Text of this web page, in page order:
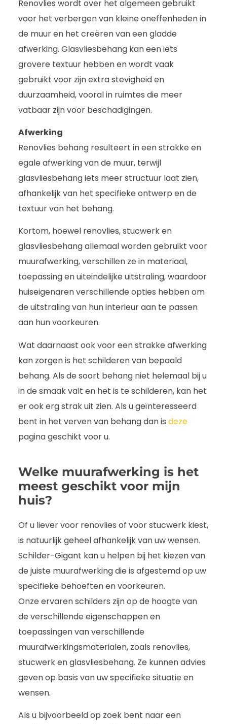
Renovlies wordt over het algemeen gebruikt
voor het verbergen van kleine oneffenheden in
de muur en het creëren van een gladde
afwerking. Glasvliesbehang kan een iets
grovere textuur hebben en wordt vaak
gebruikt voor zijn extra stevigheid en
duurzaamheid, vooral in ruimtes die meer
vatbaar zijn voor beschadigingen.
Afwerking
Renovlies behang resulteert in een strakke en
egale afwerking van de muur, terwijl
glasvliesbehang iets meer structuur laat zien,
afhankelijk van het specifieke ontwerp en de
textuur van het behang.
Kortom, hoewel renovlies, stucwerk en
glasvliesbehang allemaal worden gebruikt voor
muurafwerking, verschillen ze in materiaal,
toepassing en uiteindelijke uitstraling, waardoor
huiseigenaren verschillende opties hebben om
de uitstraling van hun interieur aan te passen
aan hun voorkeuren.
Wat daarnaast ook voor een strakke afwerking
kan zorgen is het schilderen van bepaald
behang. Als de soort behang niet helemaal bij u
in de smaak valt en het is te schilderen, kan het
er ook erg strak uit zien. Als u geïnteresseerd
bent in het verven van behang dan is deze
pagina geschikt voor u.
Welke muurafwerking is het
meest geschikt voor mijn
huis?
Of u liever voor renovlies of voor stucwerk kiest,
is natuurlijk geheel afhankelijk van uw wensen.
Schilder-Gigant kan u helpen bij het kiezen van
de juiste muurafwerking die is afgestemd op uw
specifieke behoeften en voorkeuren.
Onze ervaren schilders zijn op de hoogte van
de verschillende eigenschappen en
toepassingen van verschillende
muurafwerkingsmaterialen, zoals renovlies,
stucwerk en glasvliesbehang. Ze kunnen advies
geven op basis van uw specifieke situatie en
wensen.
Als u bijvoorbeeld op zoek bent naar een